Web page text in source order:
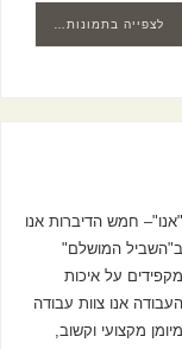
לצפייה בתמונות…
"אנו"– חמש הדיברות אנו
ב"השביל המושלם"
מקפידים על איכות
העבודה אנו צוות עבודה
מיומן מקצועי וקשוב,